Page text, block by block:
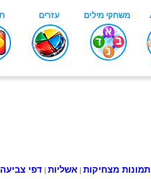
תמונות מצחיקות | אשליות | דפי צביעה